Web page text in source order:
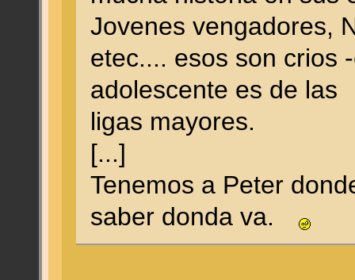
Jovenes vengadores,
etec.... esos son crios
adolescente es de las
ligas mayores.
[...]
Tenemos a Peter
saber donda va.